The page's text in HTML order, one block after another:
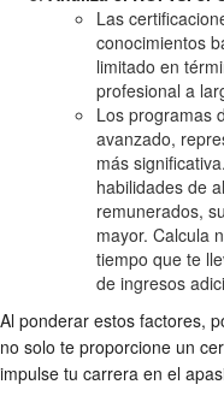
Las
conocimientos
limitado en
profesional a
Los programas
avanzado,
más
habilidades de
remunerados,
mayor. Calcula
tiempo que te
de ingresos
Al ponderar estos factores,
no solo te proporcione un
impulse tu carrera en el